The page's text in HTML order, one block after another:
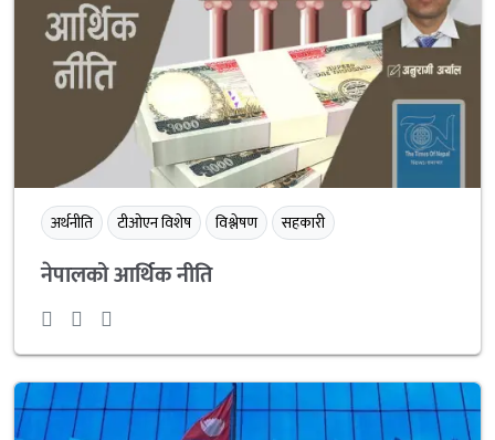
अर्थनीति टीओएन विशेष विश्लेषण सहकारी
नेपालको आर्थिक नीति